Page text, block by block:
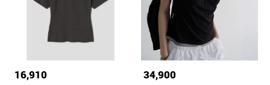
16,910 34,900